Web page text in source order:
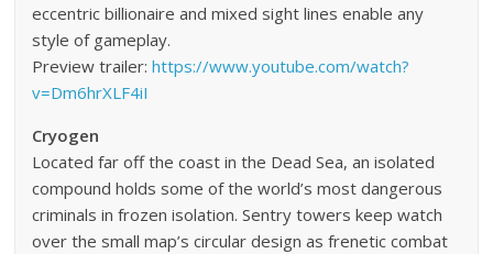
eccentric billionaire and mixed sight lines enable any
style of gameplay.
Preview trailer:https://www.youtube.com/watch?
v=Dm6hrXLF4iI
Cryogen
Located far off the coast in the Dead Sea, an isolated
compound holds some of the world’s most dangerous
criminals in frozen isolation. Sentry towers keep watch
over the small map’s circular design as frenetic combat